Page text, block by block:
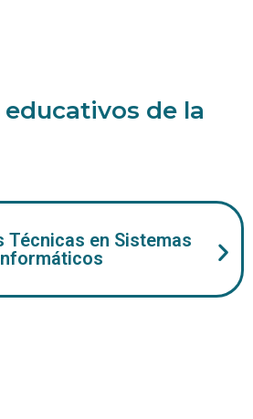
competitividad.
de la
Técnicas en Sistemas